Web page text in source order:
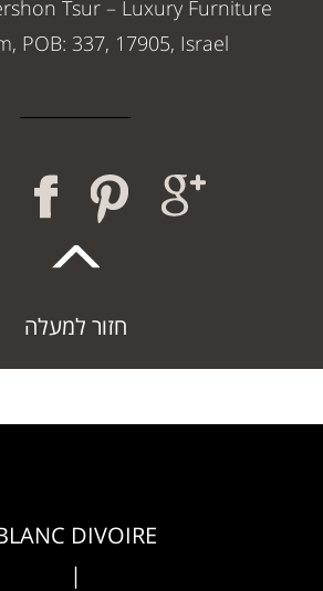
Tsur – Luxury Furniture
POB: 337, 17905, Israel
חזור למעלה
DIVOIRE
|